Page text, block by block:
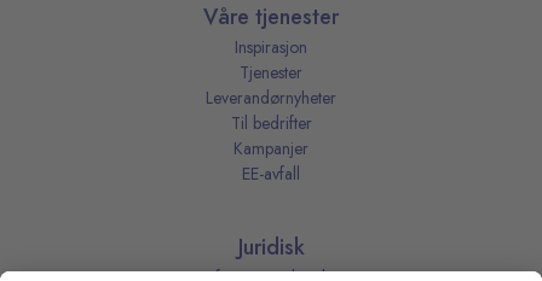
Våre tjenester
Inspirasjon
Tjenester
Leverandørnyheter
Til bedrifter
Kampanjer
EE-avfall
Juridisk